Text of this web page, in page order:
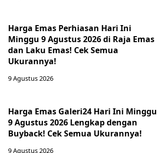
Harga Emas Perhiasan Hari Ini
Minggu 9 Agustus 2026 di Raja Emas
dan Laku Emas! Cek Semua
Ukurannya!
9 Agustus 2026
Harga Emas Galeri24 Hari Ini Minggu
9 Agustus 2026 Lengkap dengan
Buyback! Cek Semua Ukurannya!
9 Agustus 2026